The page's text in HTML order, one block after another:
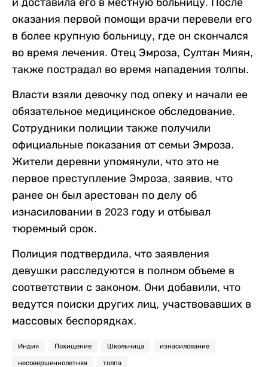
оказания первой помощи врачи перевели его
в более крупную больницу, где он скончался
во время лечения. Отец Эмроза, Султан Миян,
также пострадал во время нападения толпы.
Власти взяли девочку под опеку и начали ее
обязательное медицинское обследование.
Сотрудники полиции также получили
официальные показания от семьи Эмроза.
Жители деревни упомянули, что это не
первое преступление Эмроза, заявив, что
ранее он был арестован по делу об
изнасиловании в 2023 году и отбывал
тюремный срок.
Полиция подтвердила, что заявления
девушки расследуются в полном объеме в
соответствии с законом. Они добавили, что
ведутся поиски других лиц, участвовавших в
массовых беспорядках.
Индия Похищение Школьница изнасилование
несовершеннолетняя толпа